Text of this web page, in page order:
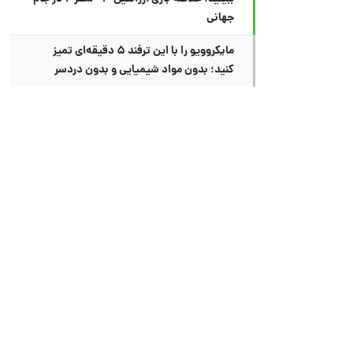
جهانی
مایکروویو را با این ترفند ۵ دقیقه‌ای تمیز
کنید؛ بدون مواد شیمیایی و بدون دردسر